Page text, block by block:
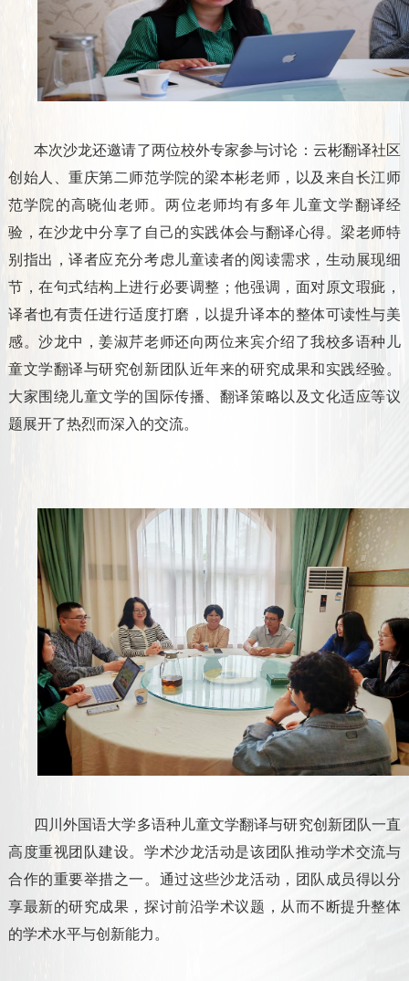
本次沙龙还邀请了两位校外专家参与讨论：云彬翻译社区
创始人、重庆第二师范学院的梁本彬老师，以及来自长江师
范学院的高晓仙老师。两位老师均有多年儿童文学翻译经
验，在沙龙中分享了自己的实践体会与翻译心得。梁老师特
别指出，译者应充分考虑儿童读者的阅读需求，生动展现细
节，在句式结构上进行必要调整；他强调，面对原文瑕疵，
译者也有责任进行适度打磨，以提升译本的整体可读性与美
感。沙龙中，姜淑芹老师还向两位来宾介绍了我校多语种儿
童文学翻译与研究创新团队近年来的研究成果和实践经验。
大家围绕儿童文学的国际传播、翻译策略以及文化适应等议
题展开了热烈而深入的交流。
四川外国语大学多语种儿童文学翻译与研究创新团队一直
高度重视团队建设。学术沙龙活动是该团队推动学术交流与
合作的重要举措之一。通过这些沙龙活动，团队成员得以分
享最新的研究成果，探讨前沿学术议题，从而不断提升整体
的学术水平与创新能力。